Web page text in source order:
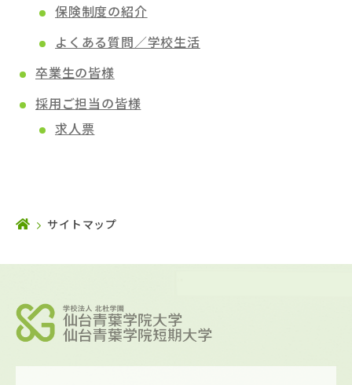
保険制度の紹介
よくある質問／学校生活
卒業生の皆様
採用ご担当の皆様
求人票
サイトマップ